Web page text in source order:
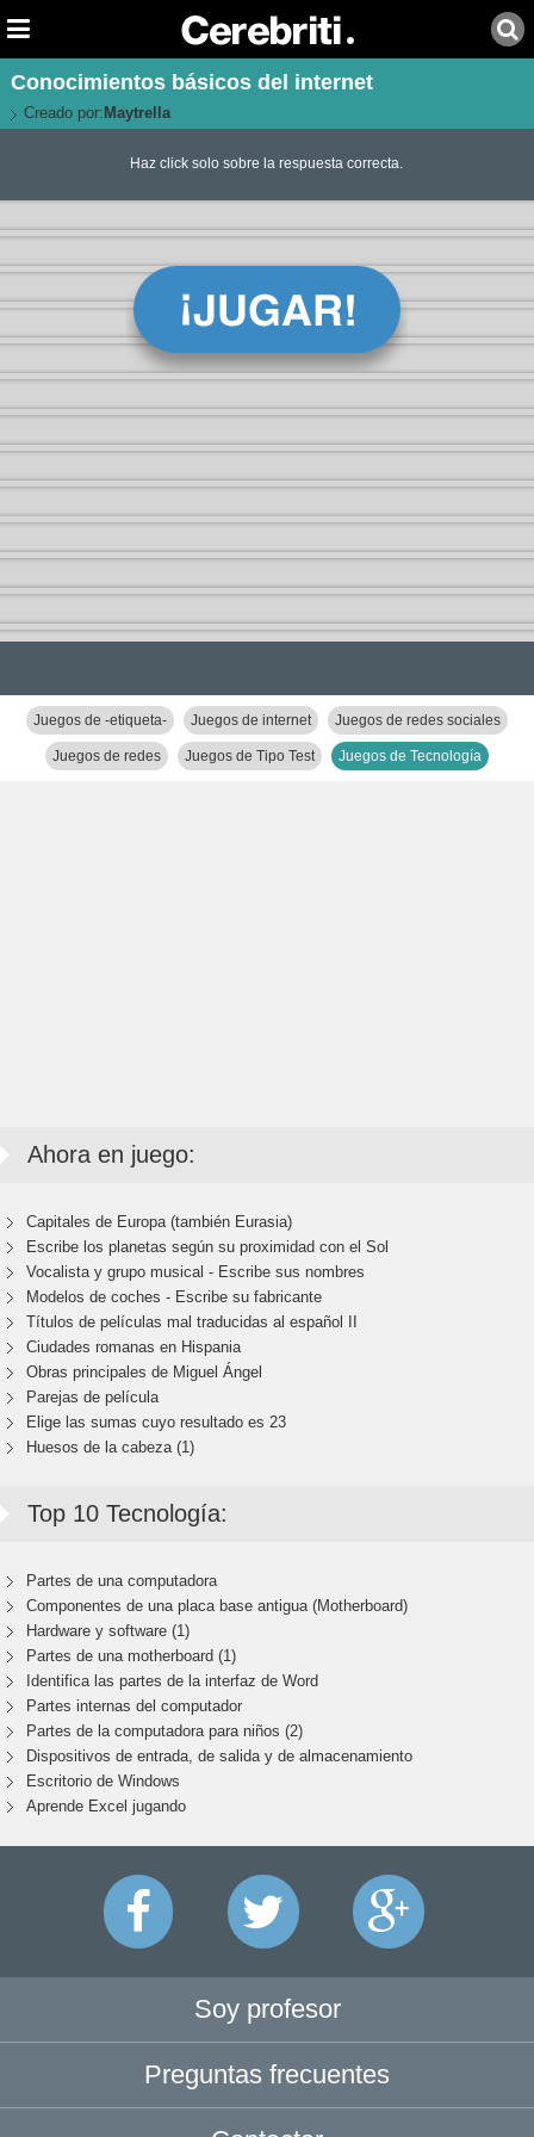
Conocimientos básicos del internet
Creado por: Maytrella
Haz click solo sobre la respuesta correcta.
Juegos de -etiqueta- Juegos de internet Juegos de redes sociales
Juegos de redes Juegos de Tipo Test Juegos de Tecnología
Ahora en juego:
Capitales de Europa (también Eurasia)
Escribe los planetas según su proximidad con el Sol
Vocalista y grupo musical - Escribe sus nombres
Modelos de coches - Escribe su fabricante
Títulos de películas mal traducidas al español II
Ciudades romanas en Hispania
Obras principales de Miguel Ángel
Parejas de película
Elige las sumas cuyo resultado es 23
Huesos de la cabeza (1)
Top 10 Tecnología:
Partes de una computadora
Componentes de una placa base antigua (Motherboard)
Hardware y software (1)
Partes de una motherboard (1)
Identifica las partes de la interfaz de Word
Partes internas del computador
Partes de la computadora para niños (2)
Dispositivos de entrada, de salida y de almacenamiento
Escritorio de Windows
Aprende Excel jugando
Soy profesor
Preguntas frecuentes